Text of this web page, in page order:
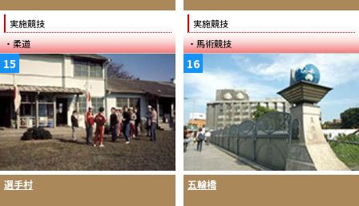
実施競技
・柔道
実施競技
・馬術競技
15
選手村
16
五輪橋